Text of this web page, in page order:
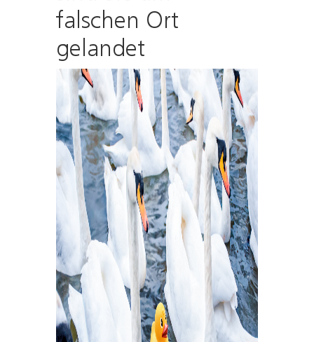
falschen Ort
gelandet